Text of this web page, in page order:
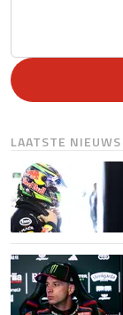
LAATSTE NIEUWS